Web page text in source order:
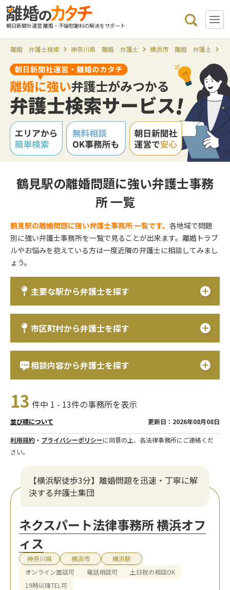
朝日新聞社運営 離婚・不倫慰謝料の解決をサポート
離婚 弁護士検索 神奈川県 離婚 弁護士 横浜市 離婚 弁護士
鶴見駅の離婚問題に強い弁護士事務
所 一覧
鶴見駅の離婚問題に強い弁護士事務所 一覧です。各地域で問題
別に強い弁護士事務所を一覧で見ることが出来ます。離婚トラブ
ルやお悩みを抱えている方は一度近隣の弁護士に相談してみまし
ょう。
主要な駅から弁護士を探す
市区町村から弁護士を探す
相談内容から弁護士を探す
13 件中 1 - 13件の事務所を表示
並び順について 更新日：2026年08月08日
利用規約 ・ プライバシーポリシーに同意の上、各法律事務所にご連絡くだ
さい。
【横浜駅徒歩3分】離婚問題を迅速・丁寧に解
決する弁護士集団
ネクスパート法律事務所 横浜オフ
ィス
神奈川県 横浜市
横浜駅
オンライン面談可
電話相談可
土日祝の相談OK
19時以降TEL可